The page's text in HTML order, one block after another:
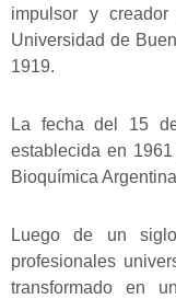
impulsor y
Universidad de
1919.
La fecha del 15
establecida en
Bioquímica
Luego de un
profesionales
transformado en